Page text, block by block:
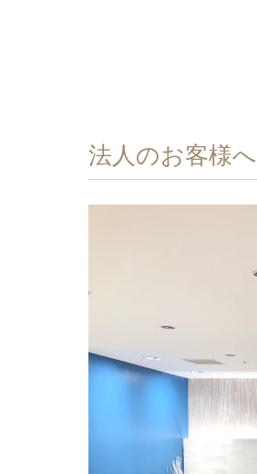
法人のお客様へ